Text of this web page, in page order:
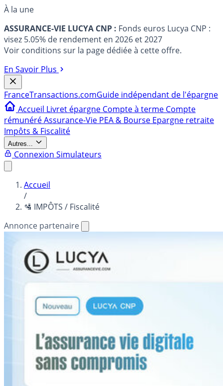
À la une
ASSURANCE-VIE LUCYA CNP : Fonds euros Lucya CNP :
visez 5.05% de rendement en 2026 et 2027
Voir conditions sur la page dédiée à cette offre.
En Savoir Plus
FranceTransactions.comGuide indépendant de l'épargne
Accueil Livret épargne Compte à terme Compte
rémunéréAssurance-Vie PEA & Bourse Epargne retraite
Impôts & Fiscalité
Autres...
Connexion Simulateurs
Accueil
/
🛂 IMPÔTS / Fiscalité
Annonce partenaire